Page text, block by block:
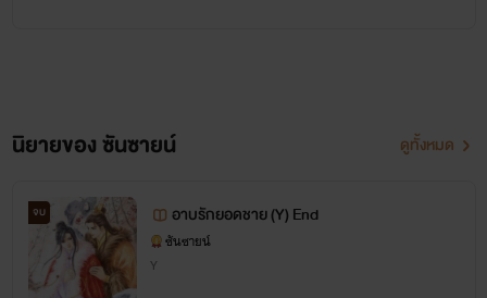
นิยายของ ซันซายน์ ดูทั้งหมด
จบ อาบรักยอดชาย (Y) End
ซันซายน์
Y